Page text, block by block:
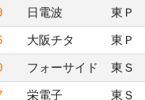
日電波 東Ｐ
大阪チタ 東Ｐ
フォーサイド 東Ｓ
栄電子 東Ｓ